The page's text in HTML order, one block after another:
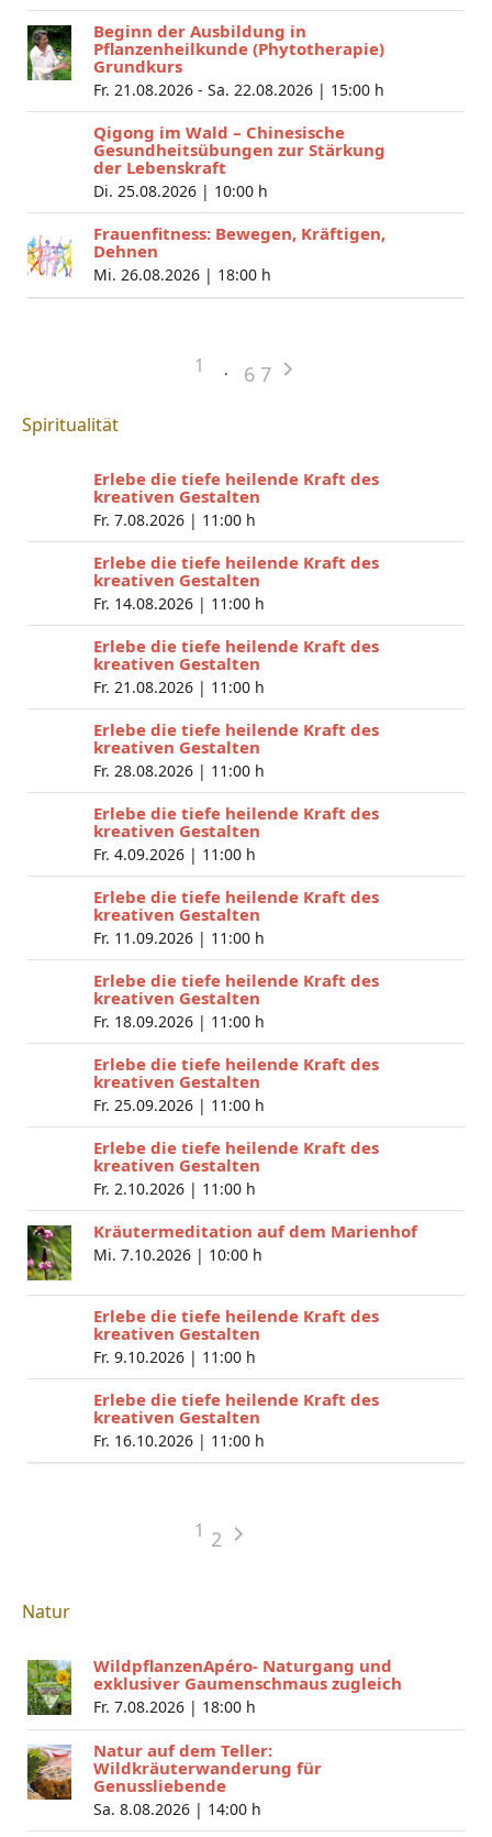
Beginn der Ausbildung in
Pflanzenheilkunde (Phytotherapie)
Grundkurs
Fr. 21.08.2026 - Sa. 22.08.2026 | 15:00 h
Qigong im Wald – Chinesische
Gesundheitsübungen zur Stärkung
der Lebenskraft
Di. 25.08.2026 | 10:00 h
Frauenfitness: Bewegen, Kräftigen,
Dehnen
Mi. 26.08.2026 | 18:00 h
1 6 7
Spiritualität
Erlebe die tiefe heilende Kraft des
kreativen Gestalten
Fr. 7.08.2026 | 11:00 h
Erlebe die tiefe heilende Kraft des
kreativen Gestalten
Fr. 14.08.2026 | 11:00 h
Erlebe die tiefe heilende Kraft des
kreativen Gestalten
Fr. 21.08.2026 | 11:00 h
Erlebe die tiefe heilende Kraft des
kreativen Gestalten
Fr. 28.08.2026 | 11:00 h
Erlebe die tiefe heilende Kraft des
kreativen Gestalten
Fr. 4.09.2026 | 11:00 h
Erlebe die tiefe heilende Kraft des
kreativen Gestalten
Fr. 11.09.2026 | 11:00 h
Erlebe die tiefe heilende Kraft des
kreativen Gestalten
Fr. 18.09.2026 | 11:00 h
Erlebe die tiefe heilende Kraft des
kreativen Gestalten
Fr. 25.09.2026 | 11:00 h
Erlebe die tiefe heilende Kraft des
kreativen Gestalten
Fr. 2.10.2026 | 11:00 h
Kräutermeditation auf dem Marienhof
Mi. 7.10.2026 | 10:00 h
Erlebe die tiefe heilende Kraft des
kreativen Gestalten
Fr. 9.10.2026 | 11:00 h
Erlebe die tiefe heilende Kraft des
kreativen Gestalten
Fr. 16.10.2026 | 11:00 h
1 2
Natur
WildpflanzenApéro- Naturgang und
exklusiver Gaumenschmaus zugleich
Fr. 7.08.2026 | 18:00 h
Natur auf dem Teller:
Wildkräuterwanderung für
Genussliebende
Sa. 8.08.2026 | 14:00 h